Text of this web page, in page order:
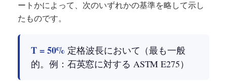
ートかによって、次のいずれかの基準を略して示し
たものです。
T = 50% 定格波長において（最も一般
的。例：石英窓に対する ASTM E275）